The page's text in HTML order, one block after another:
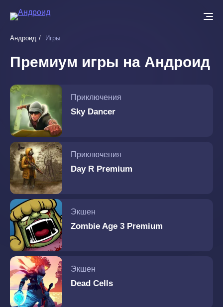
основному
Андроид Игры
Премиум игры на Андроид
Приключения
Sky Dancer
Приключения
Day R Premium
Экшен
Zombie Age 3 Premium
Экшен
Dead Cells